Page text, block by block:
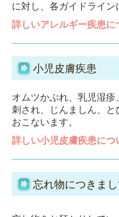
に対し、各ガイドライン
詳しいアレルギー疾患に
小児皮膚疾患
オムツかぶれ、乳児湿
刺され、じんましん、
おこ ないます。
詳しい小児皮膚疾患につ
忘れ物につきまし